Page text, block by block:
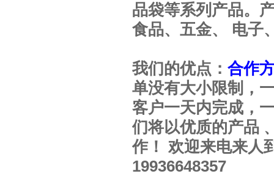
品袋等系列产品。
食品、五金、 电子
我们的优点： 合作
单没有大小限制，
客户一天内完成，
们将以优质的产品
作！ 欢迎来电来人
19936648357